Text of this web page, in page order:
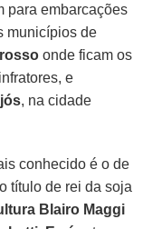
para embarcações
municípios de
onde ficam os
e
, na cidade
conhecido é o de
título de rei da soja
Blairo Maggi